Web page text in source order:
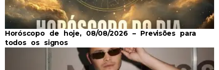
Horóscopo de hoje, 08/08/2026 – Previsões para
todos os signos